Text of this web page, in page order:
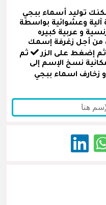
توليد أسماء ببجي
آلية وعشوائية بواسطة
و عربية كبيره
من أجل زغرفة إسمك
ثم إضغط على الزر
ثم
نسخ الإسم إلى
زخارف اسماء ببجي